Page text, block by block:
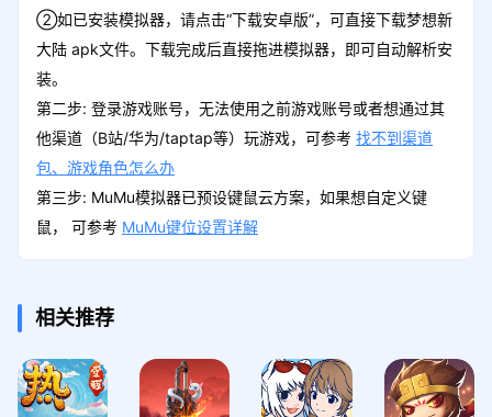
②如已安装模拟器，请点击“下载安卓版”，可直接下载梦想新
大陆 apk文件。下载完成后直接拖进模拟器，即可自动解析安
装。
第二步: 登录游戏账号，无法使用之前游戏账号或者想通过其
他渠道（B站/华为/taptap等）玩游戏，可参考 找不到渠道
包、游戏角色怎么办
第三步: MuMu模拟器已预设键鼠云方案，如果想自定义键
鼠， 可参考 MuMu键位设置详解
相关推荐